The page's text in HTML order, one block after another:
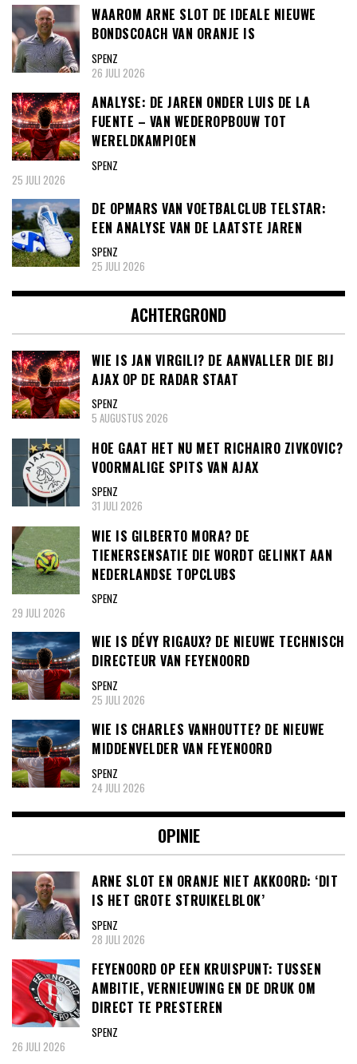
WAAROM ARNE SLOT DE IDEALE NIEUWE
BONDSCOACH VAN ORANJE IS
SPENZ
26 JULI 2026
ANALYSE: DE JAREN ONDER LUIS DE LA
FUENTE – VAN WEDEROPBOUW TOT
WERELDKAMPIOEN
SPENZ
25 JULI 2026
DE OPMARS VAN VOETBALCLUB TELSTAR:
EEN ANALYSE VAN DE LAATSTE JAREN
SPENZ
25 JULI 2026
ACHTERGROND
WIE IS JAN VIRGILI? DE AANVALLER DIE BIJ
AJAX OP DE RADAR STAAT
SPENZ
5 AUGUSTUS 2026
HOE GAAT HET NU MET RICHAIRO ZIVKOVIC?
VOORMALIGE SPITS VAN AJAX
SPENZ
31 JULI 2026
WIE IS GILBERTO MORA? DE
TIENERSENSATIE DIE WORDT GELINKT AAN
NEDERLANDSE TOPCLUBS
SPENZ
29 JULI 2026
WIE IS DÉVY RIGAUX? DE NIEUWE TECHNISCH
DIRECTEUR VAN FEYENOORD
SPENZ
25 JULI 2026
WIE IS CHARLES VANHOUTTE? DE NIEUWE
MIDDENVELDER VAN FEYENOORD
SPENZ
24 JULI 2026
OPINIE
ARNE SLOT EN ORANJE NIET AKKOORD: ‘DIT
IS HET GROTE STRUIKELBLOK’
SPENZ
28 JULI 2026
FEYENOORD OP EEN KRUISPUNT: TUSSEN
AMBITIE, VERNIEUWING EN DE DRUK OM
DIRECT TE PRESTEREN
SPENZ
26 JULI 2026